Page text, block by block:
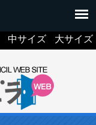
中サイズ 大サイズ